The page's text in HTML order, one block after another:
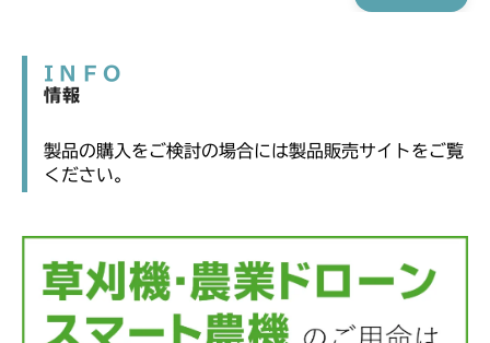
INFO
情報
製品の購入をご検討の場合には製品販売サイトをご覧
ください。